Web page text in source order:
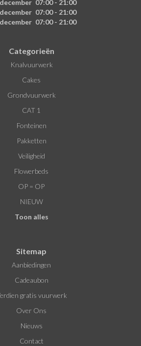
07:00 - 21:00
07:00 - 21:00
07:00 - 21:00
Categorieën
Knalvuurwerk
Cakes
Grondvuurwerk
CAT 1
Fonteinen
Pakketten
Veiligheid
Flowerbeds
OP = OP
NIEUW
Toon alles
Sitemap
Aanbiedingen
Cadeaubon
gratis vuurwerk
Over Ons
Nieuws
Contact